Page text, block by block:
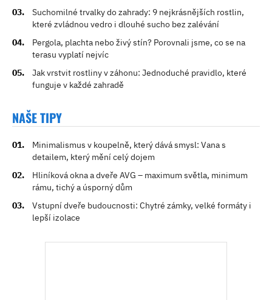
Suchomilné trvalky do zahrady: 9 nejkrásnějších rostlin,
které zvládnou vedro i dlouhé sucho bez zalévání
Pergola, plachta nebo živý stín? Porovnali jsme, co se na
terasu vyplatí nejvíc
Jak vrstvit rostliny v záhonu: Jednoduché pravidlo, které
funguje v každé zahradě
NAŠE TIPY
Minimalismus v koupelně, který dává smysl: Vana s
detailem, který mění celý dojem
Hliníková okna a dveře AVG – maximum světla, minimum
rámu, tichý a úsporný dům
Vstupní dveře budoucnosti: Chytré zámky, velké formáty i
lepší izolace